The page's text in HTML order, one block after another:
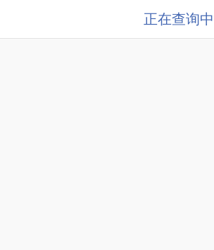
正在查询中